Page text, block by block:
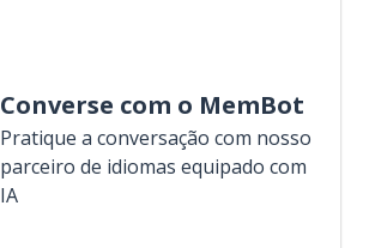
Converse com o MemBot
Pratique a conversação com nosso
parceiro de idiomas equipado com
IA